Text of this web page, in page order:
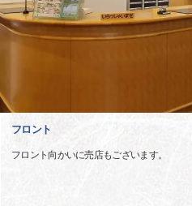
フロント
フロント向かいに売店もございます。